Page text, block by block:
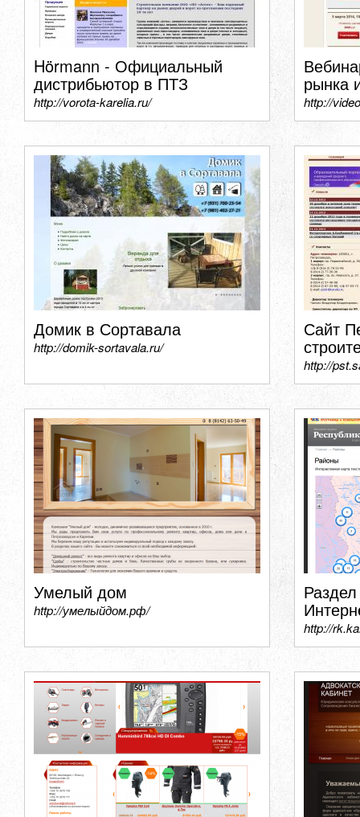
Hörmann - Официальный
дистрибьютор в ПТЗ
http://vorota-karelia.ru/
рынка
http://
Домик в Сортавала
http://domik-sortavala.ru/
Сайт
http://
Умелый дом
http://умелыйдом.рф/
http://